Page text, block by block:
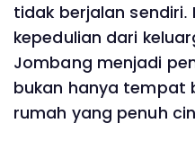
tidak berjalan sendiri.
kepedulian dari
Jombang menjadi
bukan hanya tempat
rumah yang penuh